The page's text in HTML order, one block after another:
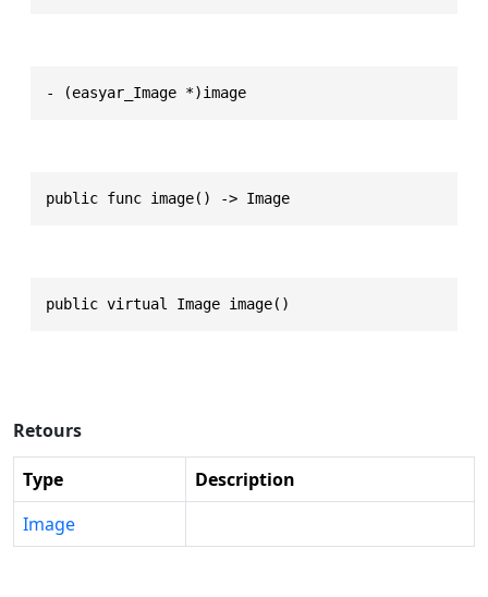
- (easyar_Image *)image
public func image() -> Image
public virtual Image image()
Retours
Type
Description
Image